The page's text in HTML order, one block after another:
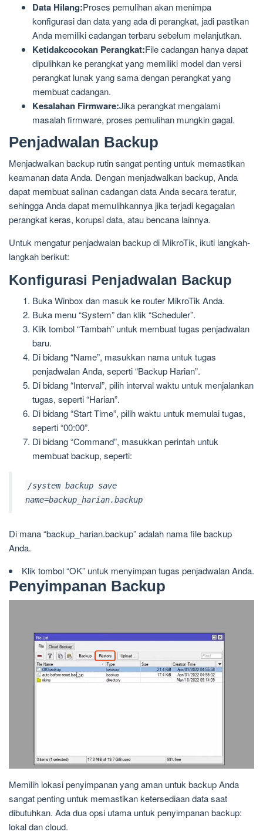
Data Hilang:Proses pemulihan akan menimpa
konfigurasi dan data yang ada di perangkat, jadi pastikan
Anda memiliki cadangan terbaru sebelum melanjutkan.
Ketidakcocokan Perangkat:File cadangan hanya dapat
dipulihkan ke perangkat yang memiliki model dan versi
perangkat lunak yang sama dengan perangkat yang
membuat cadangan.
Kesalahan Firmware:Jika perangkat mengalami
masalah firmware, proses pemulihan mungkin gagal.
Penjadwalan Backup
Menjadwalkan backup rutin sangat penting untuk memastikan
keamanan data Anda. Dengan menjadwalkan backup, Anda
dapat membuat salinan cadangan data Anda secara teratur,
sehingga Anda dapat memulihkannya jika terjadi kegagalan
perangkat keras, korupsi data, atau bencana lainnya.
Untuk mengatur penjadwalan backup di MikroTik, ikuti langkah-
langkah berikut:
Konfigurasi Penjadwalan Backup
Buka Winbox dan masuk ke router MikroTik Anda.
Buka menu “System” dan klik “Scheduler”.
Klik tombol “Tambah” untuk membuat tugas penjadwalan
baru.
Di bidang “Name”, masukkan nama untuk tugas
penjadwalan Anda, seperti “Backup Harian”.
Di bidang “Interval”, pilih interval waktu untuk menjalankan
tugas, seperti “Harian”.
Di bidang “Start Time”, pilih waktu untuk memulai tugas,
seperti “00:00”.
Di bidang “Command”, masukkan perintah untuk
membuat backup, seperti:
/system backup save
name=backup_harian.backup
Di mana “backup_harian.backup” adalah nama file backup
Anda.
Klik tombol “OK” untuk menyimpan tugas penjadwalan Anda.
Penyimpanan Backup
Memilih lokasi penyimpanan yang aman untuk backup Anda
sangat penting untuk memastikan ketersediaan data saat
dibutuhkan. Ada dua opsi utama untuk penyimpanan backup:
lokal dan cloud.